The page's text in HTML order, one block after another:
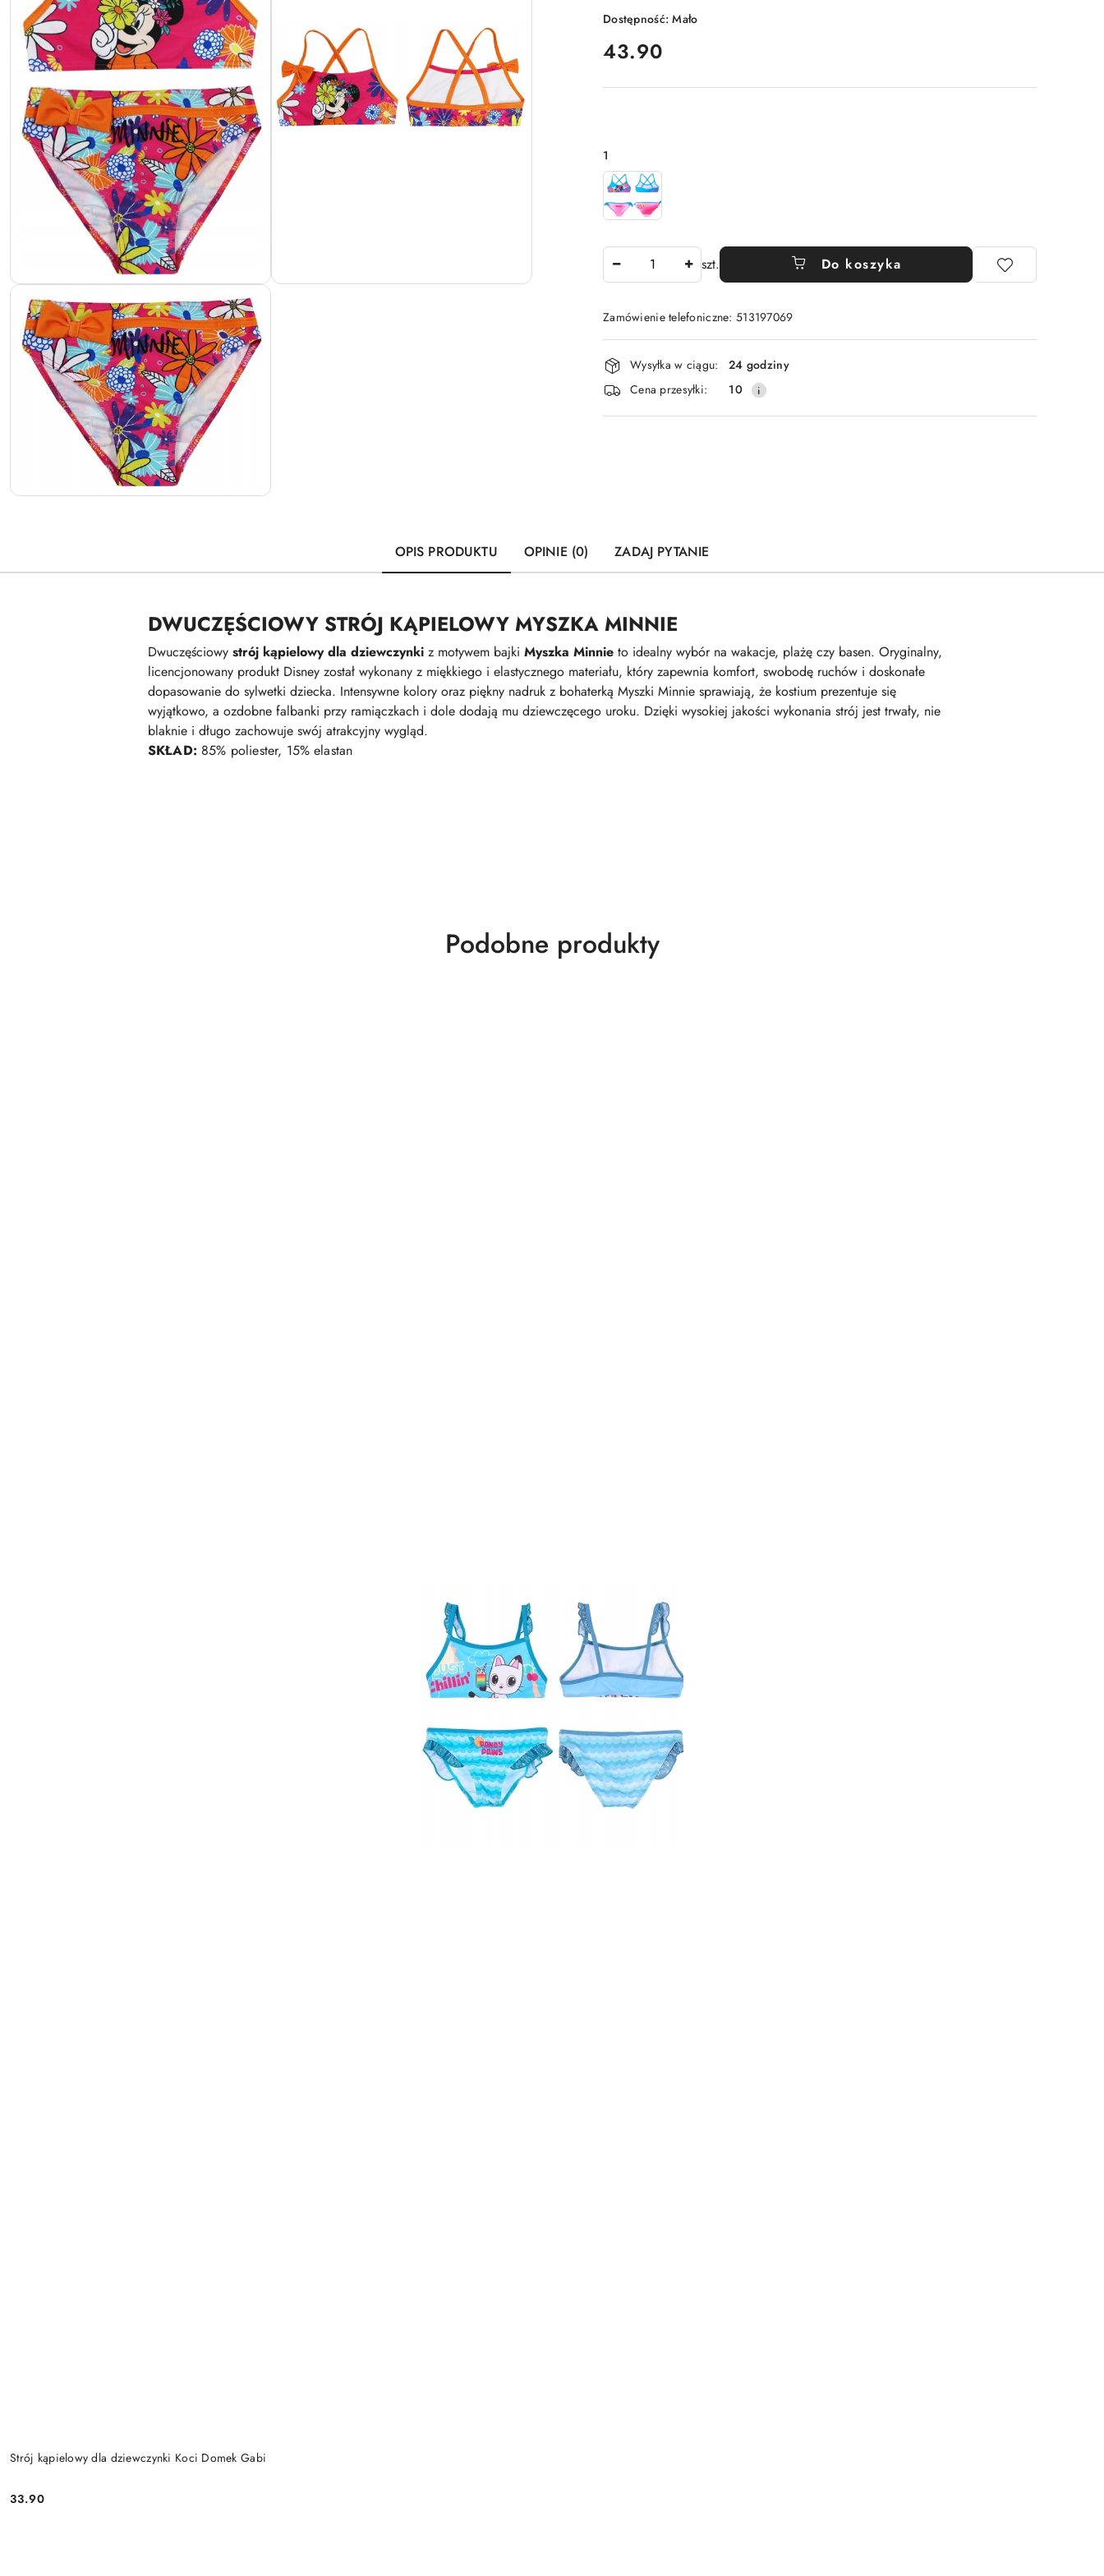
Dostępność:Mało
cena:
43.90
Wariant
1
szt. Do koszyka
Zamówienie telefoniczne: 513197069
Dostępność
i
dostawa
Wysyłka w ciągu:
24 godziny
Cena przesyłki:
10
OPIS PRODUKTU OPINIE (0) ZADAJ PYTANIE
DWUCZĘŚCIOWY STRÓJ KĄPIELOWY MYSZKA MINNIE
Dwuczęściowy strój kąpielowy dla dziewczynki z motywem bajki Myszka Minnie to idealny wybór na wakacje, plażę czy basen. Oryginalny,
licencjonowany produkt Disney został wykonany z miękkiego i elastycznego materiału, który zapewnia komfort, swobodę ruchów i doskonałe
dopasowanie do sylwetki dziecka. Intensywne kolory oraz piękny nadruk z bohaterką Myszki Minnie sprawiają, że kostium prezentuje się
wyjątkowo, a ozdobne falbanki przy ramiączkach i dole dodają mu dziewczęcego uroku. Dzięki wysokiej jakości wykonania strój jest trwały, nie
blaknie i długo zachowuje swój atrakcyjny wygląd.
SKŁAD: 85% poliester, 15% elastan
Produkty
Podobne produkty
Strój kąpielowy dla dziewczynki Koci Domek Gabi
Cena:
33.90